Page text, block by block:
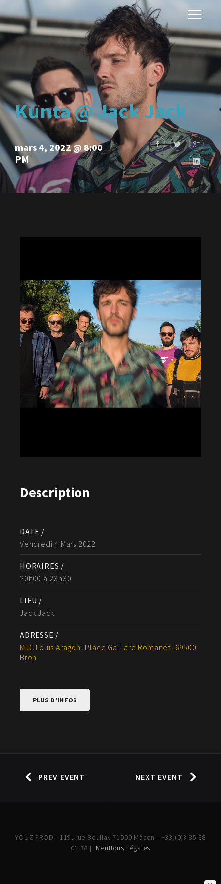
Kunta @ Jack Jack
mars 4, 2022 @ 8:00
PM
Description
DATE /
Vendredi 4 Mars 2022
HORAIRES /
20h00 à 23h30
LIEU /
Jack Jack
ADRESSE /
MJC Louis Aragon, Place Gaillard Romanet, 69500
Bron
PLUS D'INFOS
PREV EVENT NEXT EVENT
YOUZ PROD - 119, rue Boullay 71000 Mâcon - +33 (0)3 85 38
01 38 | Mentions Légales